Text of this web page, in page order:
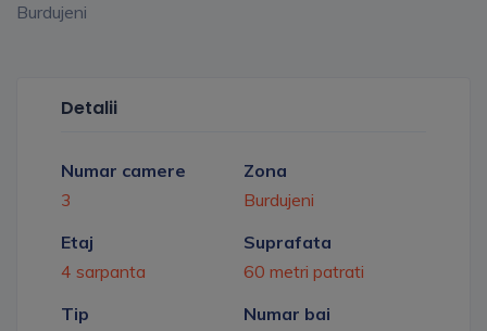
Burdujeni
Detalii
Numar camere
3
Zona
Burdujeni
Etaj
4 sarpanta
Suprafata
60 metri patrati
Tip
Numar bai